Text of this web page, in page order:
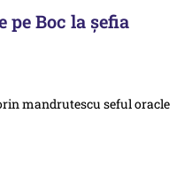
pe Boc la șefia